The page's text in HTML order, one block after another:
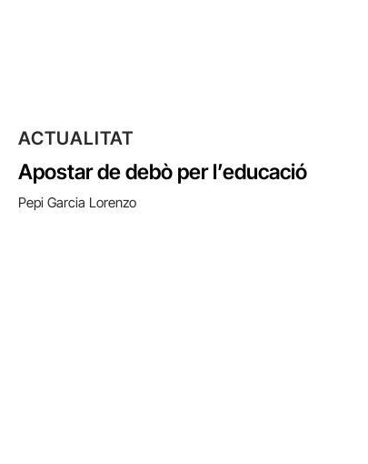
ACTUALITAT
Apostar de debò per l’educació
Pepi Garcia Lorenzo